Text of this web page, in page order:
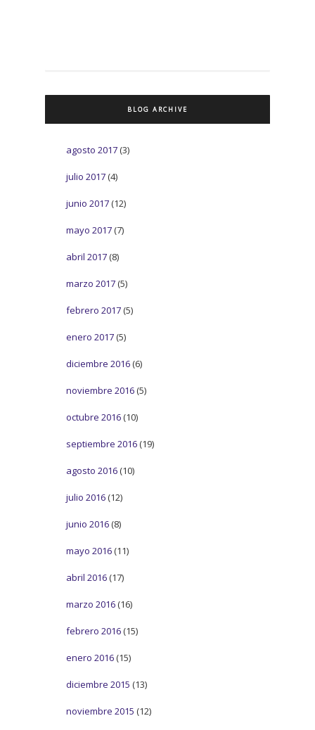
BLOG ARCHIVE
agosto 2017 (3)
julio 2017 (4)
junio 2017 (12)
mayo 2017 (7)
abril 2017 (8)
marzo 2017 (5)
febrero 2017 (5)
enero 2017 (5)
diciembre 2016 (6)
noviembre 2016 (5)
octubre 2016 (10)
septiembre 2016 (19)
agosto 2016 (10)
julio 2016 (12)
junio 2016 (8)
mayo 2016 (11)
abril 2016 (17)
marzo 2016 (16)
febrero 2016 (15)
enero 2016 (15)
diciembre 2015 (13)
noviembre 2015 (12)